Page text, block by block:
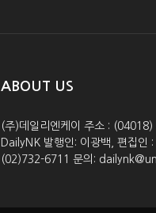
ABOUT US
(주)데일리엔케이 주소 :
DailyNK 발행인: 이광백, 편집
(02)732-6711 문의: